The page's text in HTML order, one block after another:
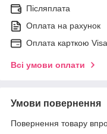
Післяплата
Оплата на рахунок
Оплата карткою
Всі умови оплати
Умови повернення
Повернення товару